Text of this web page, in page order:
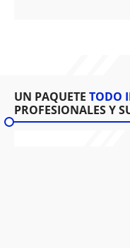
UN PAQUETE TODO
PROFESIONALES Y